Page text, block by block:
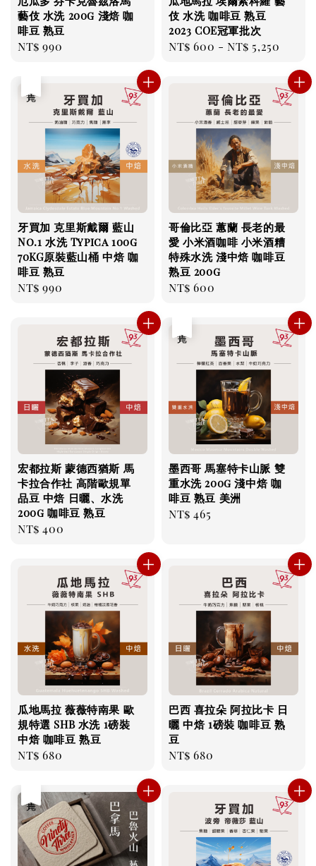
藝伎 水洗 200g 淺焙 咖
啡豆 熟豆
Regular
NT$ 990
伎 水洗 咖啡豆 熟豆
2023 COE冠軍批次
Regular
NT$ 600 -NT$ 5,250
牙買加 克里斯戴爾 藍山
No.1 水洗 Typica 100g
70KG原裝藍山桶 中焙 咖
啡豆 熟豆
Regular
NT$ 990
哥倫比亞 蕙蘭 長老的最
愛 小米酒咖啡 小米酒糟
特殊水洗 淺中焙 咖啡豆
熟豆 200g
Regular
NT$ 600
宏都拉斯 蒙德西猶斯 馬
卡拉合作社 高階歐規單
品豆 中焙 日曬、水洗
200g 咖啡豆 熟豆
Regular
NT$ 400
墨西哥 馬塞特卡山脈 雙
重水洗 200g 淺中焙 咖
啡豆 熟豆 美洲
Regular
NT$ 465
瓜地馬拉 薇薇特南果 歐
規特選 SHB 水洗 1磅裝
中焙 咖啡豆 熟豆
Regular
NT$ 680
巴西 喜拉朵 阿拉比卡 日
曬 中焙 1磅裝 咖啡豆 熟
豆
Regular
NT$ 680